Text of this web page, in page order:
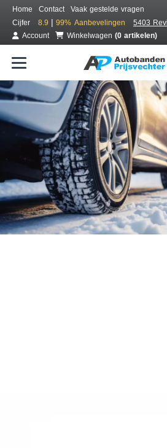
Home Contact
Vaak gestelde vragen
Cijfer
8.9 | 99% Aanbevelingen
5403
Account
Winkelwagen (0 artikelen)
Bestel voordelig
Gratis bezorgd of montage bij jou in
Seizoen: